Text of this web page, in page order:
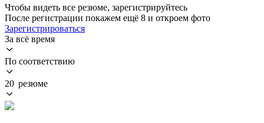
Чтобы видеть все резюме, зарегистрируйтесь
После регистрации покажем ещё 8 и откроем фото
Зарегистрироваться
За всё время
По соответствию
20 резюме